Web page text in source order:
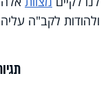
ולהודות לקב"ה